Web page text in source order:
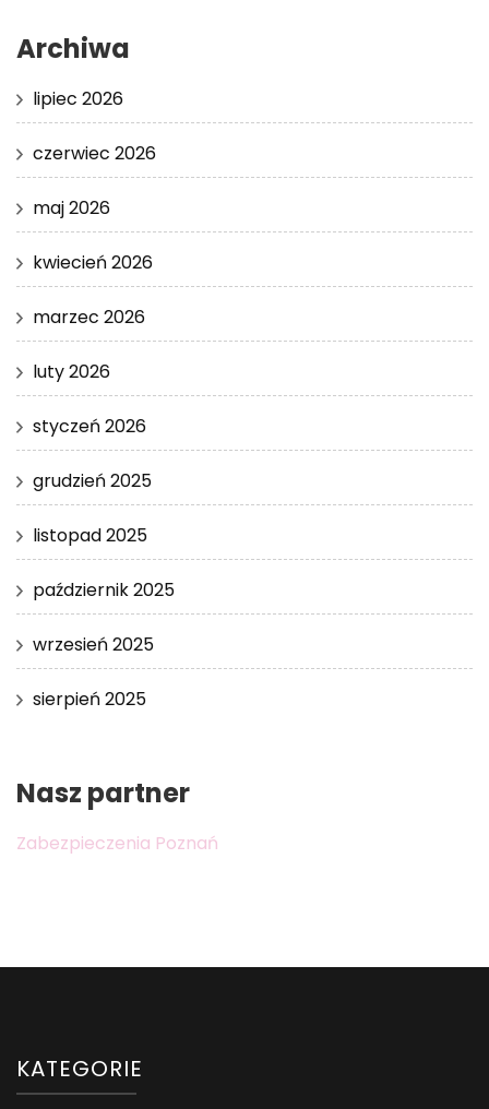
Archiwa
lipiec 2026
czerwiec 2026
maj 2026
kwiecień 2026
marzec 2026
luty 2026
styczeń 2026
grudzień 2025
listopad 2025
październik 2025
wrzesień 2025
sierpień 2025
Nasz partner
Zabezpieczenia Poznań
KATEGORIE